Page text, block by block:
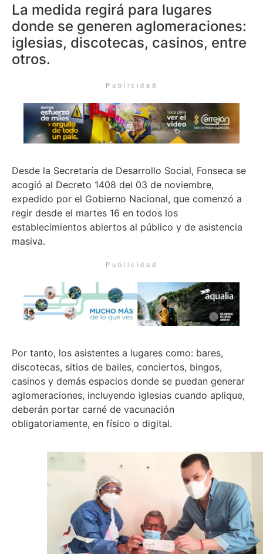
La medida regirá para lugares
donde se generen aglomeraciones:
iglesias, discotecas, casinos, entre
otros.
Publicidad
Desde la Secretaría de Desarrollo Social, Fonseca se
acogió al Decreto 1408 del 03 de noviembre,
expedido por el Gobierno Nacional, que comenzó a
regir desde el martes 16 en todos los
establecimientos abiertos al público y de asistencia
masiva.
Publicidad
Por tanto, los asistentes a lugares como: bares,
discotecas, sitios de bailes, conciertos, bingos,
casinos y demás espacios donde se puedan generar
aglomeraciones, incluyendo iglesias cuando aplique,
deberán portar carné de vacunación
obligatoriamente, en físico o digital.